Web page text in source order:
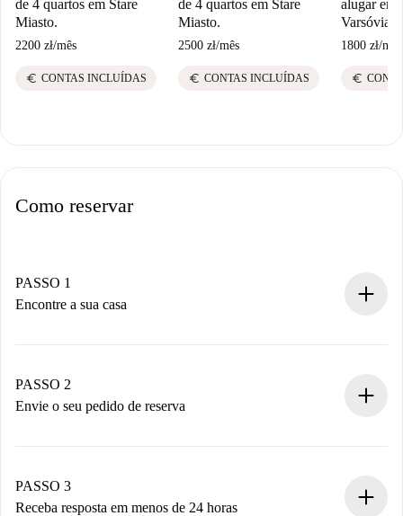
de 4 quartos em Stare
Miasto.
2200 zł/mês
euro CONTAS INCLUÍDAS
de 4 quartos em Stare
Miasto.
2500 zł/mês
euro CONTAS INCLUÍDAS
alugar em
Varsóvia
1800 zł/mês
euro
Como reservar
PASSO 1
Encontre a sua casa
Você tem todas as informações necessárias
antecipadamente.
PASSO 2
Envie o seu pedido de reserva
Não cobramos nada até que o proprietário confirme.
PASSO 3
Receba resposta em menos de 24 horas